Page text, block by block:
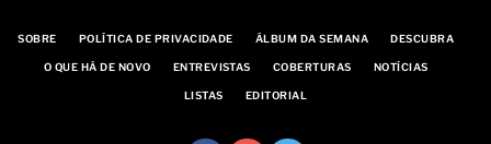
SOBRE POLÍTICA DE PRIVACIDADE ÁLBUM DA SEMANA DESCUBRA
O QUE HÁ DE NOVO ENTREVISTAS COBERTURAS NOTÍCIAS
LISTAS EDITORIAL